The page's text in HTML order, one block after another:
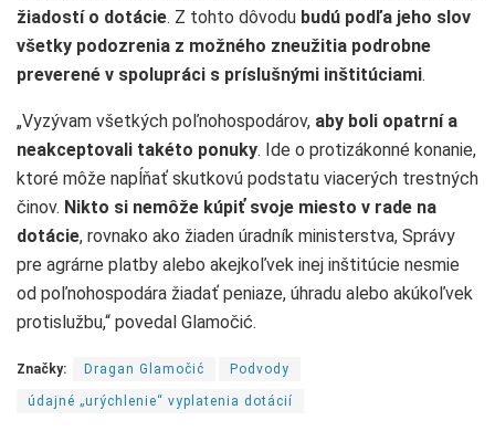
žiadostí o dotácie. Z tohto dôvodu budú podľa jeho slov
všetky podozrenia z možného zneužitia podrobne
preverené v spolupráci s príslušnými inštitúciami.
„Vyzývam všetkých poľnohospodárov, aby boli opatrní a
neakceptovali takéto ponuky. Ide o protizákonné konanie,
ktoré môže napĺňať skutkovú podstatu viacerých trestných
činov. Nikto si nemôže kúpiť svoje miesto v rade na
dotácie, rovnako ako žiaden úradník ministerstva, Správy
pre agrárne platby alebo akejkoľvek inej inštitúcie nesmie
od poľnohospodára žiadať peniaze, úhradu alebo akúkoľvek
protislužbu,“ povedal Glamočić.
Značky: Dragan Glamočić Podvody
údajné „urýchlenie“ vyplatenia dotácií